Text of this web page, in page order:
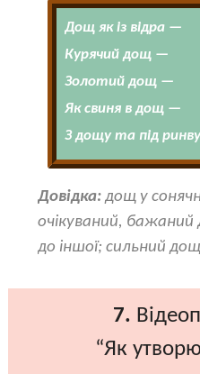
Дощ як із відра —
Курячий дощ —
Золотий дощ —
Як свиня в дощ —
З дощу та під
Довідка: дощ у
очікуваний, бажаний
до іншої; сильний
7.
“Як